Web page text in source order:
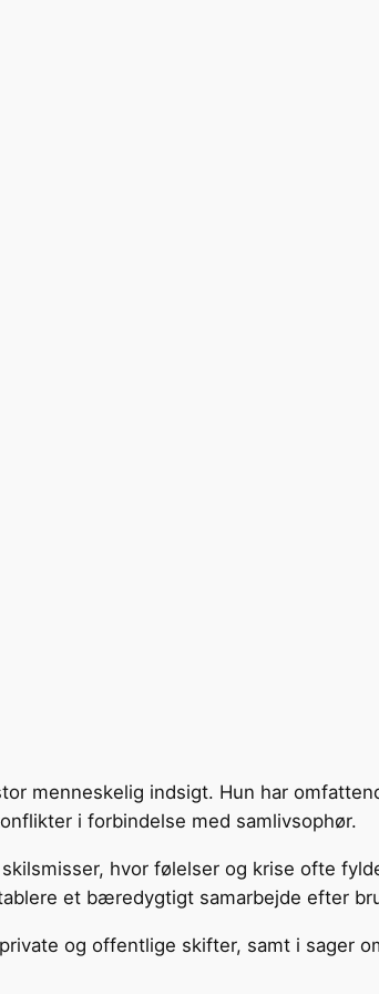
menneskelig indsigt. Hun har
i forbindelse med samlivsophør.
hvor følelser og krise ofte
et bæredygtigt samarbejde efter
og offentlige skifter, samt i sager